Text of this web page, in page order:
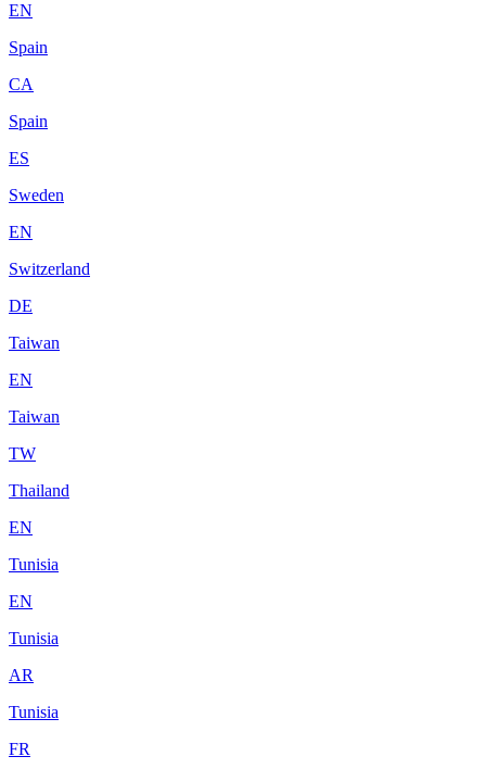
EN
Spain
CA
Spain
ES
Sweden
EN
Switzerland
DE
Taiwan
EN
Taiwan
TW
Thailand
EN
Tunisia
EN
Tunisia
AR
Tunisia
FR